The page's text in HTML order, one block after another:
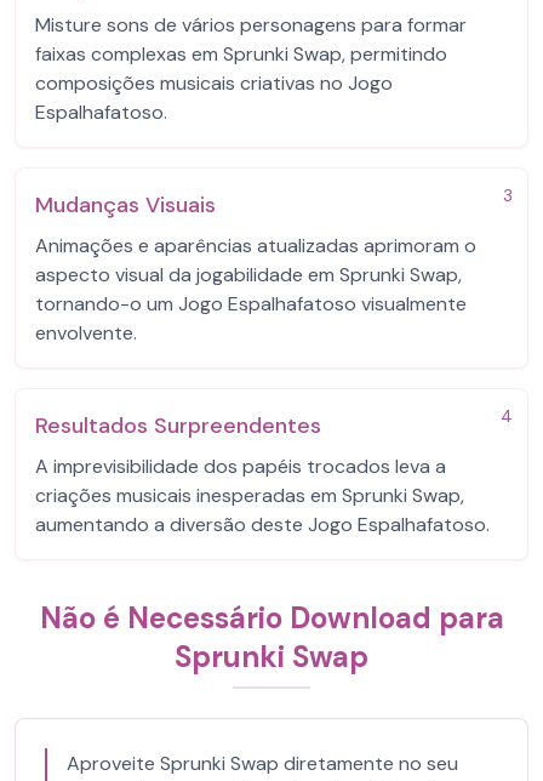
Misture sons de vários personagens para formar
faixas complexas em Sprunki Swap, permitindo
composições musicais criativas no Jogo
Espalhafatoso.
3
Mudanças Visuais
Animações e aparências atualizadas aprimoram o
aspecto visual da jogabilidade em Sprunki Swap,
tornando-o um Jogo Espalhafatoso visualmente
envolvente.
4
Resultados Surpreendentes
A imprevisibilidade dos papéis trocados leva a
criações musicais inesperadas em Sprunki Swap,
aumentando a diversão deste Jogo Espalhafatoso.
Não é Necessário Download para
Sprunki Swap
Aproveite Sprunki Swap diretamente no seu